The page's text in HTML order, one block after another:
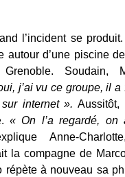
l’incident se
autour d’une piscine
Soudain,
j’ai vu ce groupe, il
internet ». Aussitôt,
« On l’a regardé, on
Anne-
la compagne de
répète à nouveau sa